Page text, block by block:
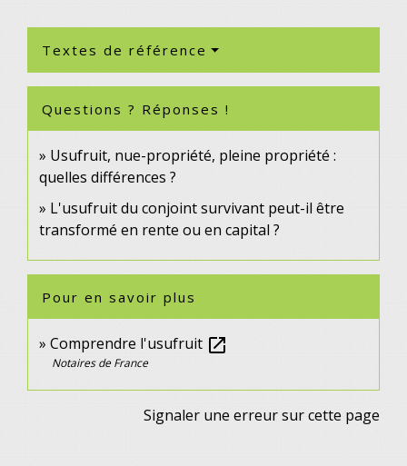
Textes de référence
Questions ? Réponses !
Usufruit, nue-propriété, pleine propriété :
quelles différences ?
L'usufruit du conjoint survivant peut-il être
transformé en rente ou en capital ?
Pour en savoir plus
Comprendre l'usufruit open_in_new
Notaires de France
Signaler une erreur sur cette page